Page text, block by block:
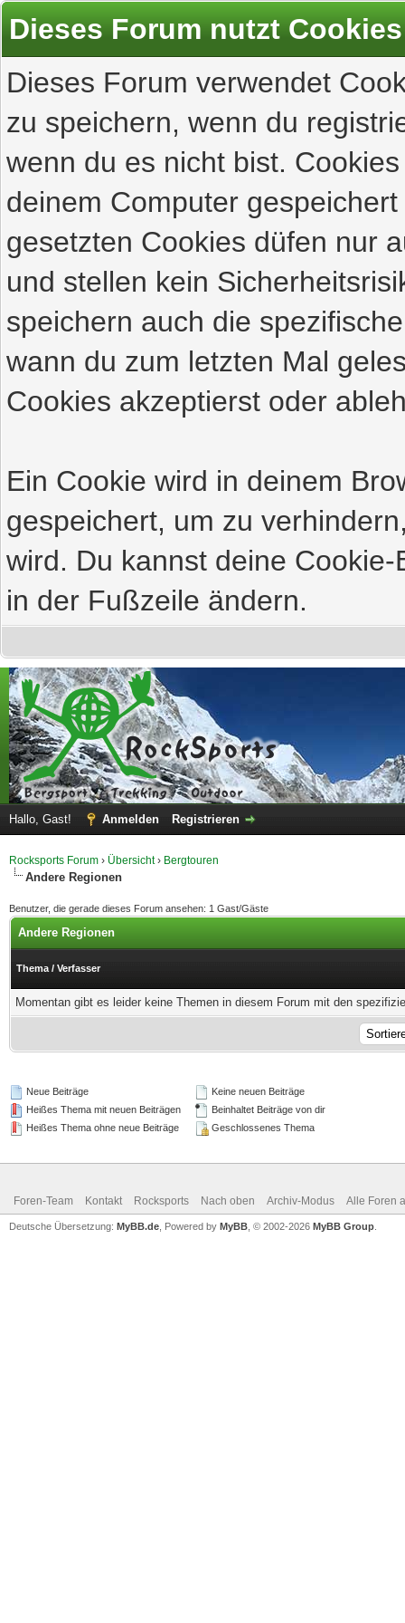
Dieses Forum nutzt Cookies
Dieses Forum verwendet
zu speichern, wenn du
wenn du es nicht bist.
deinem Computer
gesetzten Cookies düfen nur
und stellen kein
speichern auch die
wann du zum letzten Mal
Cookies akzeptierst oder
Ein Cookie wird in deinem
gespeichert, um zu
wird. Du kannst deine
in der Fußzeile ändern.
Hallo, Gast! Anmelden Registrieren
Rocksports Forum › Übersicht› Bergtouren
Andere Regionen
Benutzer, die gerade dieses Forum ansehen: 1 Gast/Gäste
Andere Regionen
Thema / Verfasser
Momentan gibt es leider keine Themen in diesem Forum mit den
Neue Beiträge
Heißes Thema mit neuen Beiträgen
Heißes Thema ohne neue Beiträge
Keine neuen Beiträge
Beinhaltet Beiträge von dir
Geschlossenes Thema
Foren-Team Kontakt Rocksports Nach oben Archiv-Modus Alle Foren
Deutsche Übersetzung: MyBB.de , Powered by MyBB , © 2002-2026 MyBB Group